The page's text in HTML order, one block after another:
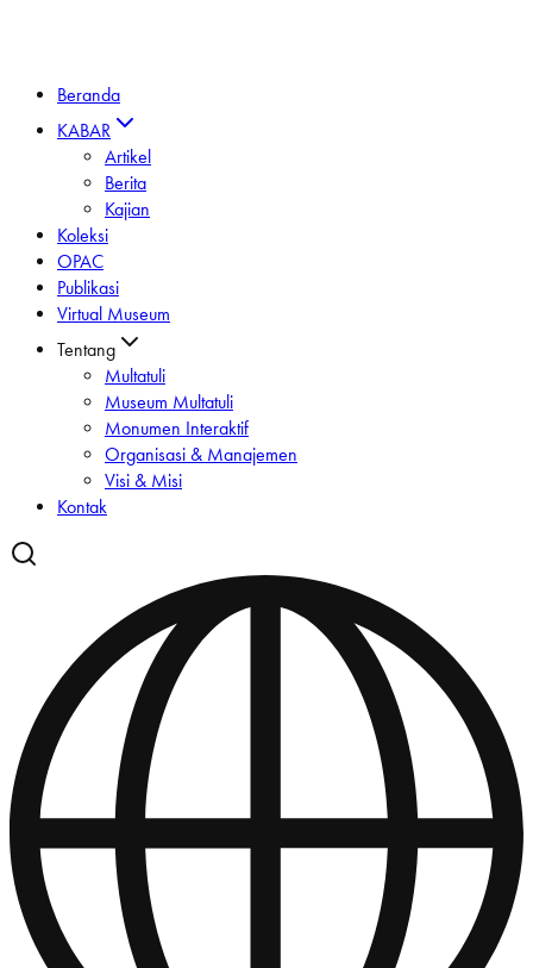
Beranda
KABAR
Artikel
Berita
Kajian
Koleksi
OPAC
Publikasi
Virtual Museum
Tentang
Multatuli
Museum Multatuli
Monumen Interaktif
Organisasi & Manajemen
Visi & Misi
Kontak